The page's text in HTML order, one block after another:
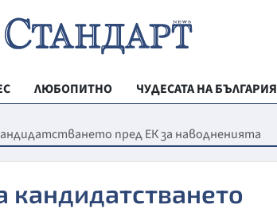
ЛЮБОПИТНО
ЧУДЕСАТА НА БЪЛГАРИЯ
ВЕСТНИК
ЗДРАВЕ
пред ЕК за наводненията
кандидатстването